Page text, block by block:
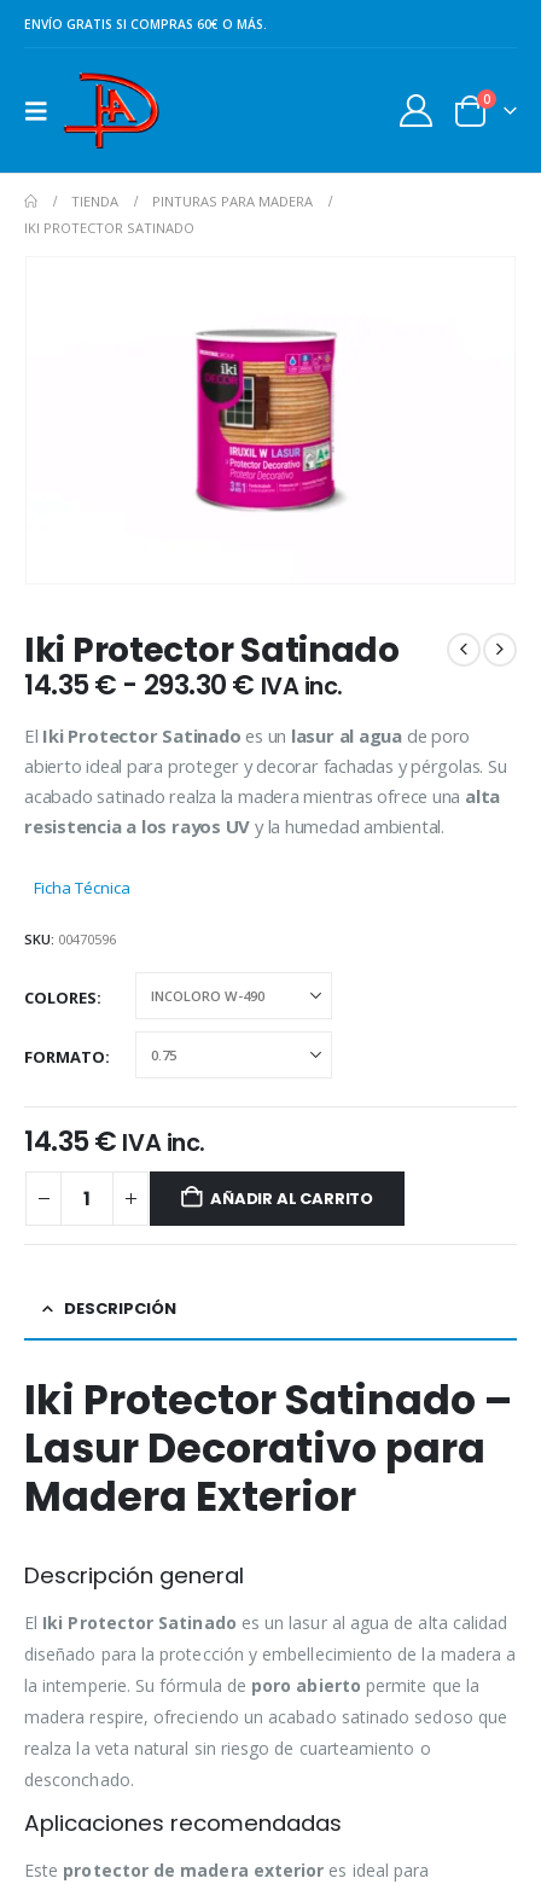
ENVÍO GRATIS SI COMPRAS 60€ O MÁS.
0
TIENDA
PINTURAS PARA MADERA
IKI PROTECTOR SATINADO
Iki Protector Satinado
14.35€ - 293.30€ Rango
precios:
desde
14.35 €
hasta
293.30 €
IVA inc.
El Iki Protector Satinado es un lasur al agua de poro
abierto ideal para proteger y decorar fachadas y pérgolas. Su
acabado satinado realza la madera mientras ofrece una alta
resistencia a los rayos UV y la humedad ambiental.
Ficha Técnica
SKU: 00470596
COLORES
FORMATO
14.35€ IVA inc.
AÑADIR AL CARRITO
DESCRIPCIÓN
Iki Protector Satinado –
Lasur Decorativo para
Madera Exterior
Descripción general
El Iki Protector Satinado es un lasur al agua de alta calidad
diseñado para la protección y embellecimiento de la madera a
la intemperie. Su fórmula de poro abierto permite que la
madera respire, ofreciendo un acabado satinado sedoso que
realza la veta natural sin riesgo de cuarteamiento o
desconchado.
Aplicaciones recomendadas
Este protector de madera exterior es ideal para